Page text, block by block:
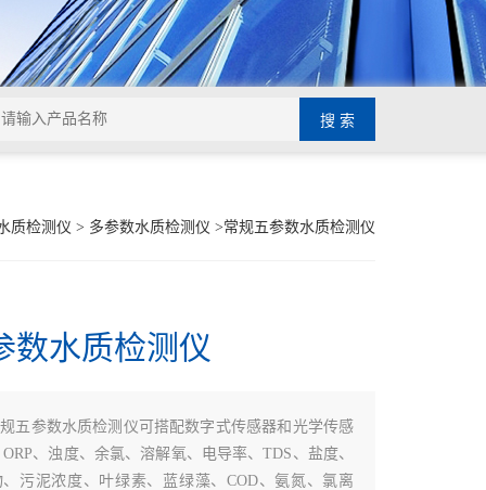
质检测仪 > 多参数水质检测仪 >常规五参数水质检测仪
数水质检测仪
五参数水质检测仪可搭配数字式传感器和光学传感
、浊度、余氯、溶解氧、电导率、TDS、盐度、
污泥浓度、叶绿素、蓝绿藻、COD、氨氮、氯离